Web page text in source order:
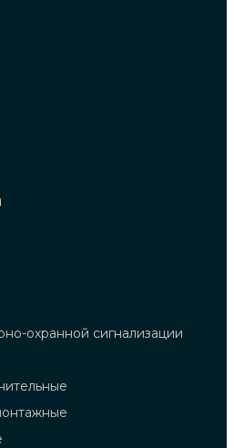
охранной сигнализации